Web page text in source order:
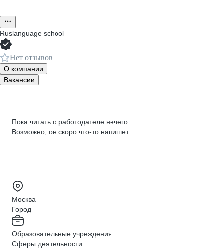
Ruslanguage school
Нет отзывов
О компании
Вакансии
Пока читать о работодателе нечего
Возможно, он скоро что‑то напишет
Москва
Город
Образовательные учреждения
Сферы деятельности